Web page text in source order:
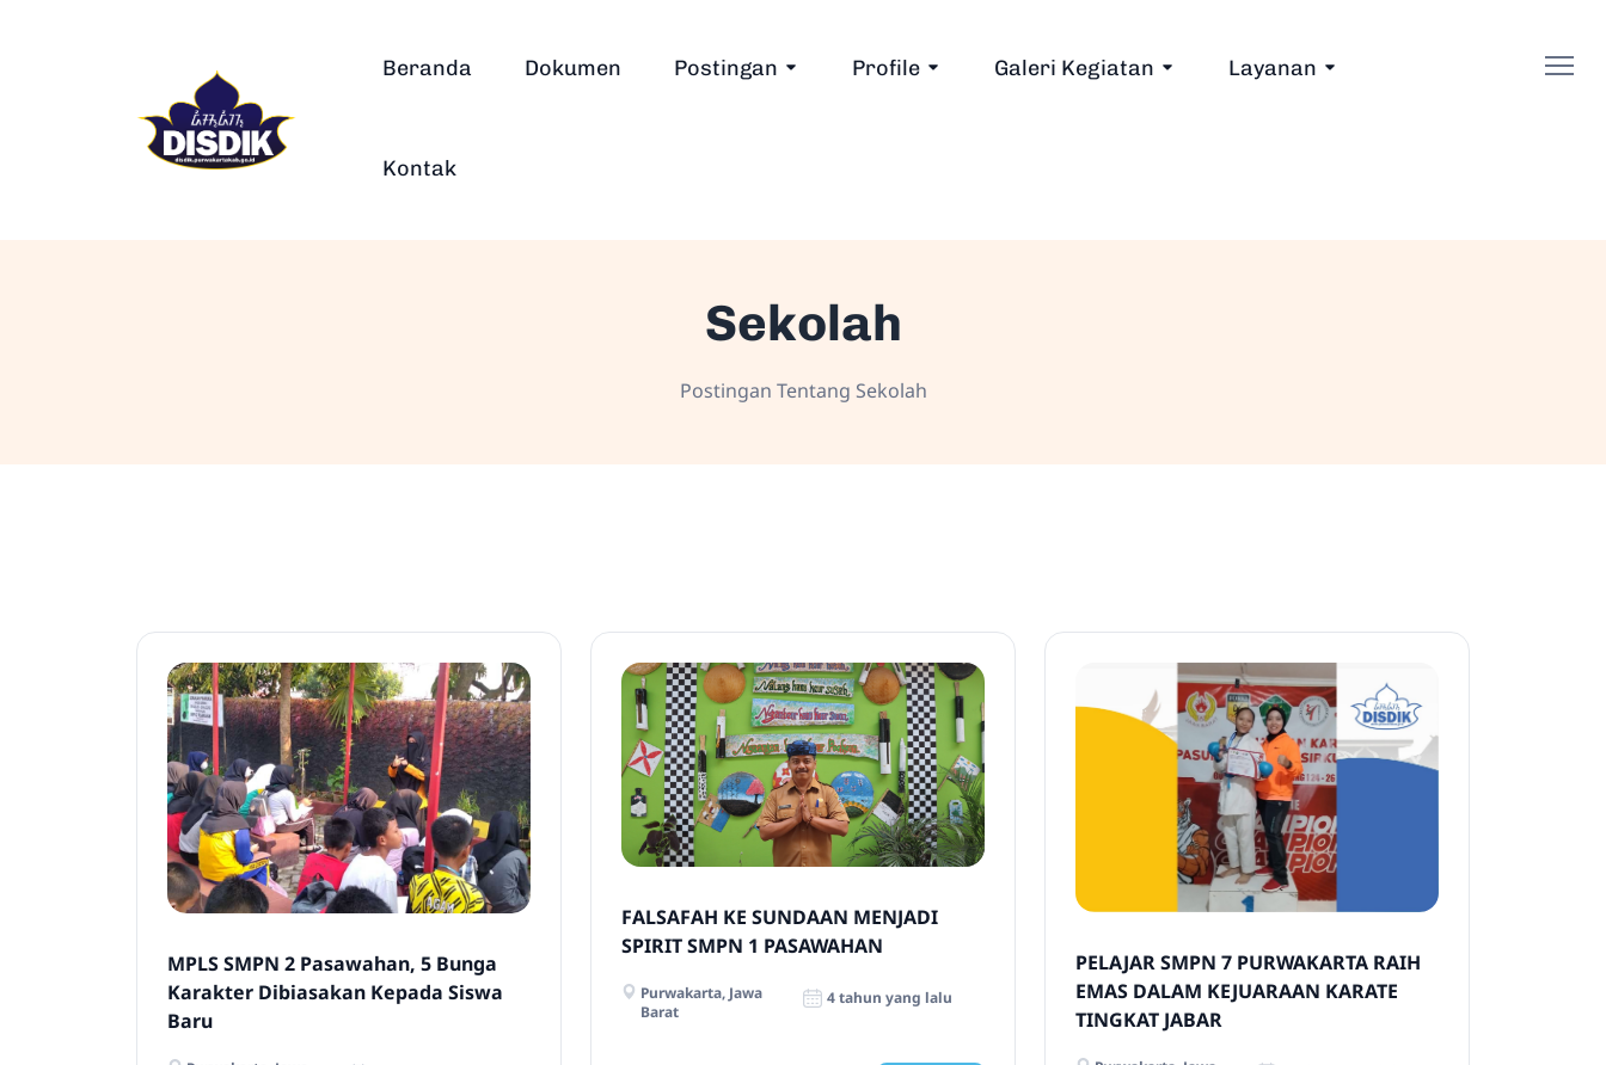
Beranda Dokumen Postingan Profile Galeri Kegiatan Layanan
Kontak
Sekolah
Postingan Tentang Sekolah
MPLS SMPN 2 Pasawahan, 5 Bunga
Karakter Dibiasakan Kepada Siswa
Baru
FALSAFAH KE SUNDAAN MENJADI
SPIRIT SMPN 1 PASAWAHAN
Purwakarta, Jawa
Barat
4 tahun yang lalu
PELAJAR SMPN 7 PURWAKARTA RAIH
EMAS DALAM KEJUARAAN KARATE
TINGKAT JABAR